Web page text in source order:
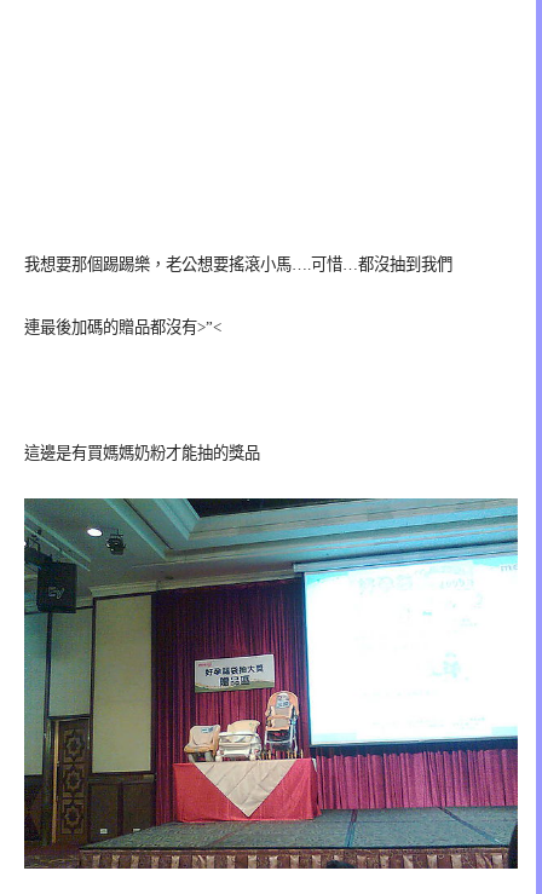
我想要那個踢踢樂，老公想要搖滾小馬….可惜…都沒抽到我們
連最後加碼的贈品都沒有>”<
這邊是有買媽媽奶粉才能抽的獎品